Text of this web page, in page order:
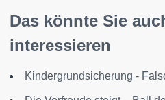
Das könnte Sie
interessieren
Kindergrundsicherung -